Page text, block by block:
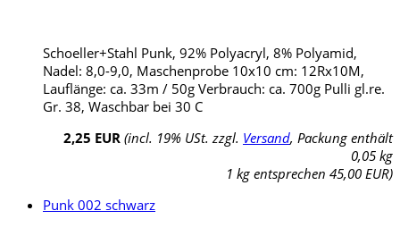
Schoeller+Stahl Punk, 92% Polyacryl, 8% Polyamid,
Nadel: 8,0-9,0, Maschenprobe 10x10 cm: 12Rx10M,
Lauflänge: ca. 33m / 50g Verbrauch: ca. 700g Pulli gl.re.
Gr. 38, Waschbar bei 30 C
2,25 EUR (incl. 19% USt. zzgl. Versand, Packung enthält
0,05 kg
1 kg entsprechen 45,00 EUR)
Punk 002 schwarz